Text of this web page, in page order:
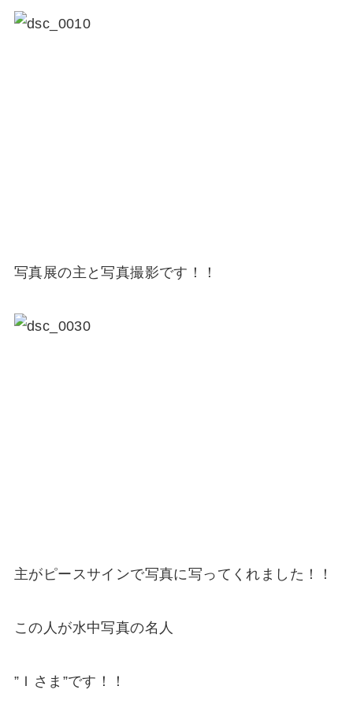
写真展の主と写真撮影です！！
主がピースサインで写真に写ってくれました！！
この人が水中写真の名人
”Ｉさま”です！！